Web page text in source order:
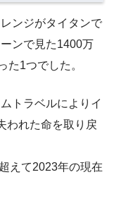
ンジがタイタンで
ンで見た1400万
た1つでした。
トラベルによりイ
われた命を取り戻
えて2023年の現在